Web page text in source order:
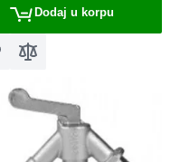
Dodaj u korpu
u listu želja
Dodaj za poređenje